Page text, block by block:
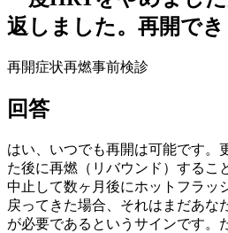
返しました。再開でき
再開症状再燃事前検診
回答
はい、いつでも再開は可能です。
た後に再燃（リバウンド）するこ
中止して数ヶ月後にホットフラッ
戻ってきた場合、それはまだあな
が必要であるというサインです。